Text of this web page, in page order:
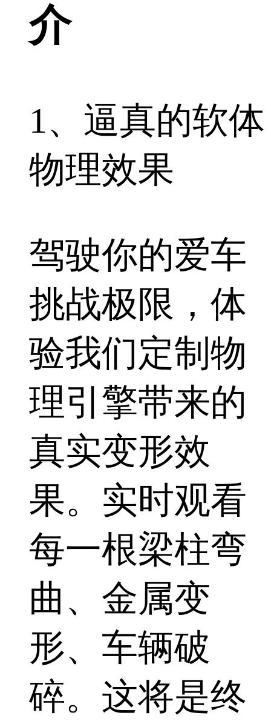
介
1、逼真的软体
物理效果
驾驶你的爱车
挑战极限，体
验我们定制物
理引擎带来的
真实变形效
果。实时观看
每一根梁柱弯
曲、金属变
形、车辆破
碎。这将是终